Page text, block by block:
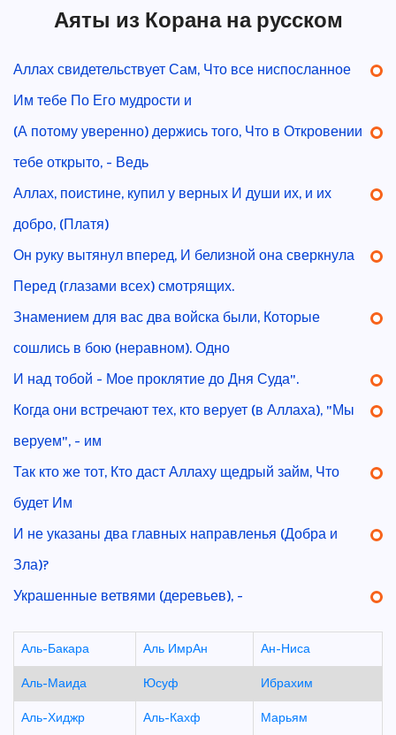
Аяты из Корана на русском
Аллах свидетельствует Сам, Что все ниспосланное
Им тебе По Его мудрости и
(А потому уверенно) держись того, Что в Откровении
тебе открыто, - Ведь
Аллах, поистине, купил у верных И души их, и их
добро, (Платя)
Он руку вытянул вперед, И белизной она сверкнула
Перед (глазами всех) смотрящих.
Знамением для вас два войска были, Которые
сошлись в бою (неравном). Одно
И над тобой - Мое проклятие до Дня Суда".
Когда они встречают тех, кто верует (в Аллаха), "Мы
веруем", - им
Так кто же тот, Кто даст Аллаху щедрый займ, Что
будет Им
И не указаны два главных направленья (Добра и
Зла)?
Украшенные ветвями (деревьев), -
Аль-Бакара Аль ИмрАн
Ан-Ниса
Аль-Маида
Юсуф
Ибрахим
Аль-Хиджр
Аль-Кахф
Марьям